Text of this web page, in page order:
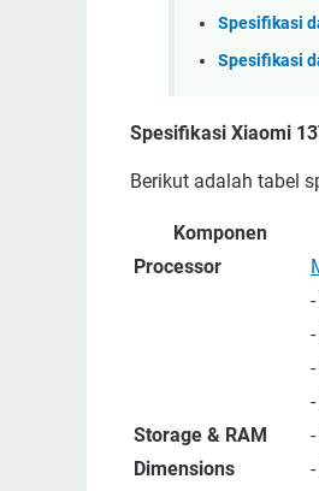
Spesifikasi
Spesifikasi
Spesifikasi Xiaomi
Berikut adalah tabel
Komponen
Processor
Storage & RAM
Dimensions